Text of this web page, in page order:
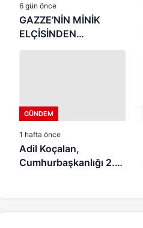
6 gün önce
GAZZE’NİN MİNİK
ELÇİSİNDEN
İSTANBUL’DA
GÜNDEM
1 hafta önce
Adil Koçalan,
Cumhurbaşkanlığı 2.